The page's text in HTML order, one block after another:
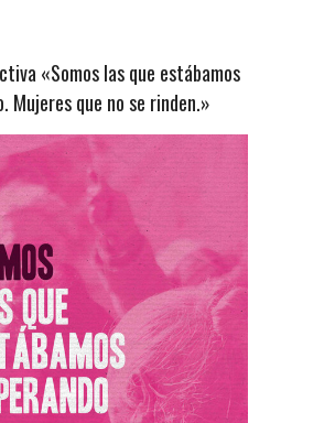
«Somos las que estábamos
Mujeres que no se rinden.»